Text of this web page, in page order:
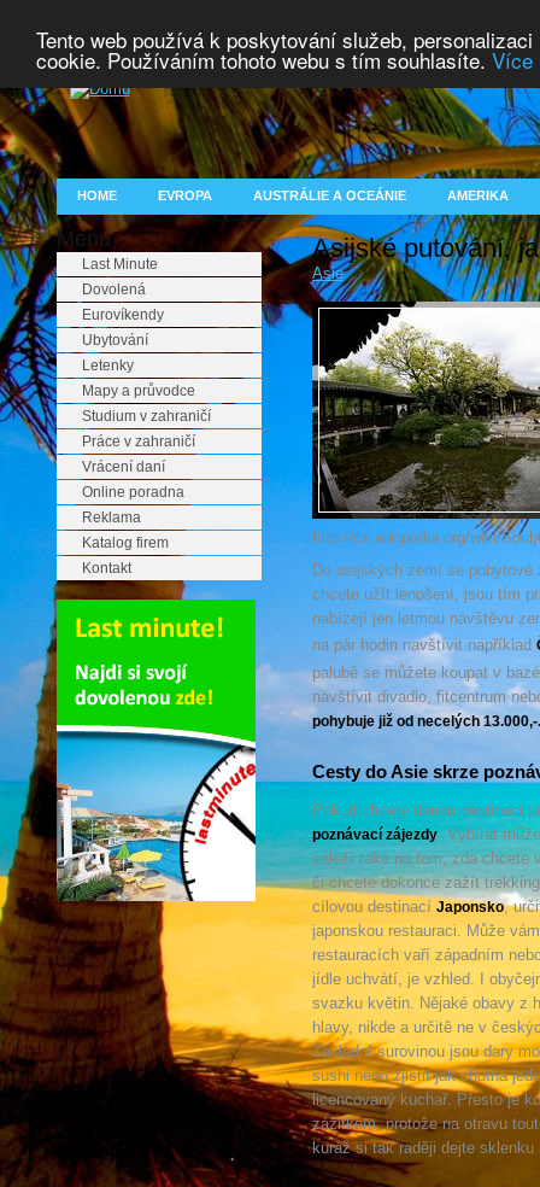
Tento web používá k poskytování služeb,
cookie. Používáním tohoto webu s tím souhlasíte. Více
HOME EVROPA AUSTRÁLIE A OCEÁNIE AMERIKA
Menu
Last Minute
Dovolená
Eurovíkendy
Ubytování
Letenky
Mapy a průvodce
Studium v zahraničí
Práce v zahraničí
Vrácení daní
Online poradna
Reklama
Katalog firem
Kontakt
Asijské putování,
Asie
http://cs.wikipedia.org/wiki/
Do asijských zemí se
chcete užít lenošení, jsou tím
nabízejí jen letmou návštěvu
na pár hodin navštívit například
palubě se můžete koupat v
navštívit divadlo, fitcentrum
pohybuje již od necelých 13.000,-.
Cesty do Asie skrze
Pokud chcete danou destinaci
poznávací zájezdy. Vybírat
záleží také na tom, zda chcete
či chcete dokonce zažít
cílovou destinací Japonsko,
japonskou restauraci. Může
restauracích vaří západním
jídle uchvátí, je vzhled. I
svazku květin. Nějaké obavy z
hlavy, nikde a určitě ne v
Základní surovinou jsou dary
sushi nebo zjistit jak chutná
licencovaný kuchař. Přesto je
zážitkem, protože na otravu
kuráž si tak raději dejte